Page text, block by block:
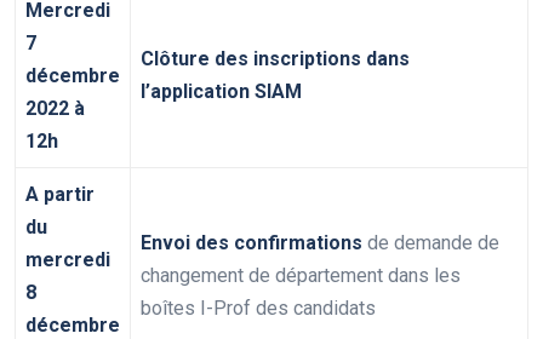
Mercredi
7
décembre
2022 à
12h
Clôture des inscriptions dans
l’application SIAM
A partir
du
mercredi
8
décembre
Envoi des confirmations de demande de
changement de département dans les
boîtes I-Prof des candidats